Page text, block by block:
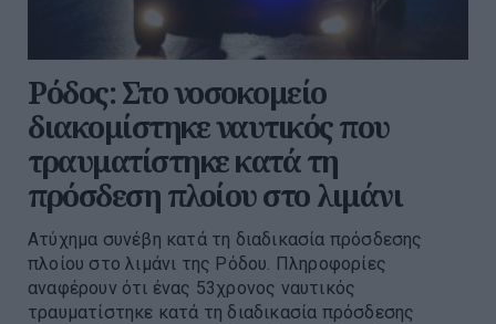
Ρόδος: Στο νοσοκομείο
διακομίστηκε ναυτικός που
τραυματίστηκε κατά τη
πρόσδεση πλοίου στο λιμάνι
Ατύχημα συνέβη κατά τη διαδικασία πρόσδεσης
πλοίου στο λιμάνι της Ρόδου. Πληροφορίες
αναφέρουν ότι ένας 53χρονος ναυτικός
τραυματίστηκε κατά τη διαδικασία πρόσδεσης